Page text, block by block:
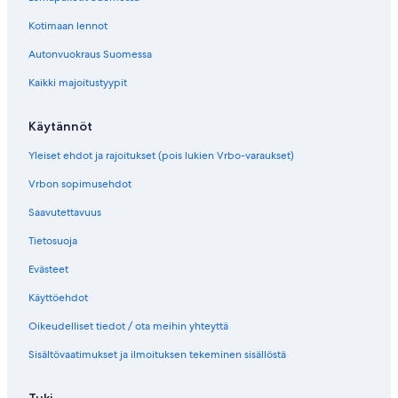
a
v
l
k
i
a
v
l
k
i
Kotimaan lennot
Autonvuokraus Suomessa
Kaikki majoitustyypit
Käytännöt
Yleiset ehdot ja rajoitukset (pois lukien Vrbo-varaukset)
Vrbon sopimusehdot
Saavutettavuus
Tietosuoja
Evästeet
Käyttöehdot
Oikeudelliset tiedot / ota meihin yhteyttä
Sisältövaatimukset ja ilmoituksen tekeminen sisällöstä